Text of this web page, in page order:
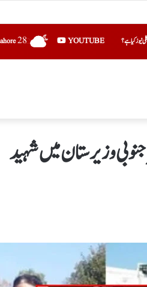
نیوز کیا ہے؟ YOUTUBE
28
وزیرستان میں شہید